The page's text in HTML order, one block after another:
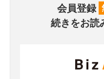
会員登録
続きをお読